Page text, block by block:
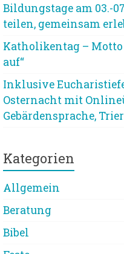
Bildungstage am 03.-
teilen, gemeinsam
Katholikentag – Motto
auf“
Inklusive
Osternacht mit
Gebärdensprache, Trier
Kategorien
Allgemein
Beratung
Bibel